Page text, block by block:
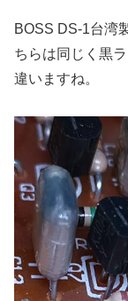
BOSS DS-1台湾
ちらは同じく黒
違いますね。